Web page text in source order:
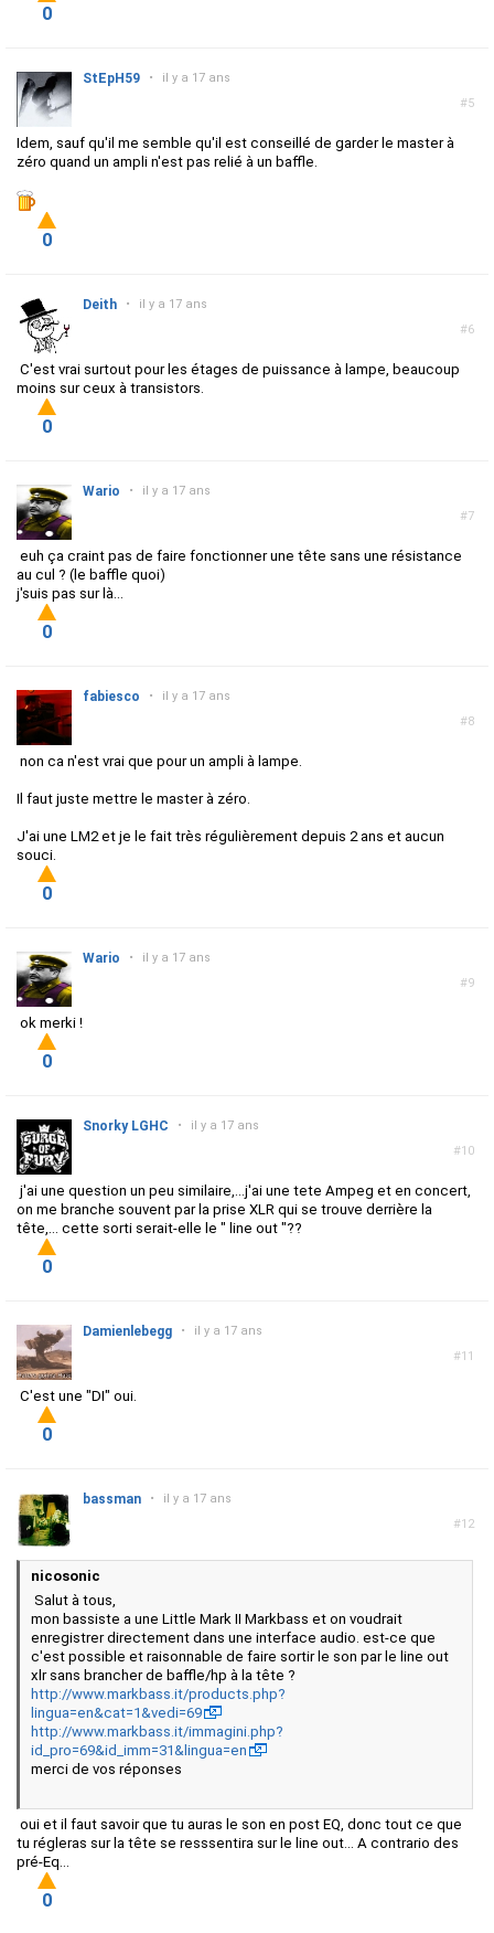
0
#5
StEpH59 • il y a 17 ans
Idem, sauf qu'il me semble qu'il est conseillé de garder le master à
zéro quand un ampli n'est pas relié à un baffle.
0
#6
Deith • il y a 17 ans
C'est vrai surtout pour les étages de puissance à lampe, beaucoup
moins sur ceux à transistors.
0
#7
Wario • il y a 17 ans
euh ça craint pas de faire fonctionner une tête sans une résistance
au cul ? (le baffle quoi)
j'suis pas sur là...
0
#8
fabiesco • il y a 17 ans
non ca n'est vrai que pour un ampli à lampe.
Il faut juste mettre le master à zéro.
J'ai une LM2 et je le fait très régulièrement depuis 2 ans et aucun
souci.
0
#9
Wario • il y a 17 ans
ok merki !
0
#10
Snorky LGHC • il y a 17 ans
j'ai une question un peu similaire,...j'ai une tete Ampeg et en concert,
on me branche souvent par la prise XLR qui se trouve derrière la
tête,... cette sorti serait-elle le " line out "??
0
#11
Damienlebegg • il y a 17 ans
C'est une "DI" oui.
0
#12
bassman • il y a 17 ans
nicosonic
Salut à tous,
mon bassiste a une Little Mark II Markbass et on voudrait
enregistrer directement dans une interface audio. est-ce que
c'est possible et raisonnable de faire sortir le son par le line out
xlr sans brancher de baffle/hp à la tête ?
http://www.markbass.it/products.php?
lingua=en&cat=1&vedi=69
http://www.markbass.it/immagini.php?
id_pro=69&id_imm=31&lingua=en
merci de vos réponses
oui et il faut savoir que tu auras le son en post EQ, donc tout ce que
tu régleras sur la tête se resssentira sur le line out... A contrario des
pré-Eq...
0